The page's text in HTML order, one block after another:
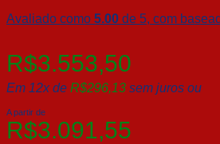
Avaliado como 5.00 de 5, com
R$3.553,50
Em 12x de R$296,13 sem juros ou
A partir de
R$3.091,55